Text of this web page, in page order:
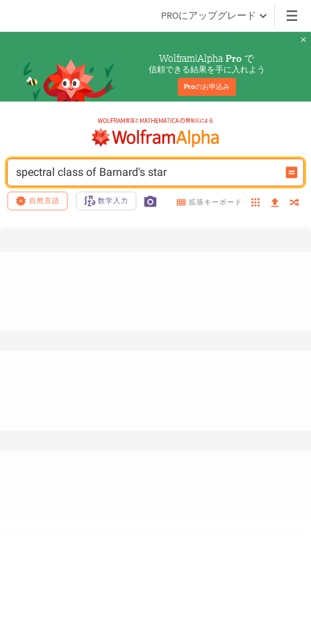
PROにアップグレード
Wolfram|Alpha Pro で
信頼できる結果を手に入れよう
Proのお申込み
spectral class of Barnard's star
自然言語 数学入力 拡張キーボード